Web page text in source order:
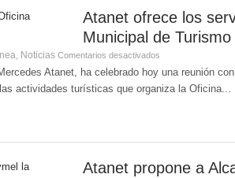
Atanet ofrece los
Municipal de
Noticias Comentarios desactivados
Atanet, ha celebrado hoy una reunión
actividades turísticas que organiza la Oficina...
Atanet propone a